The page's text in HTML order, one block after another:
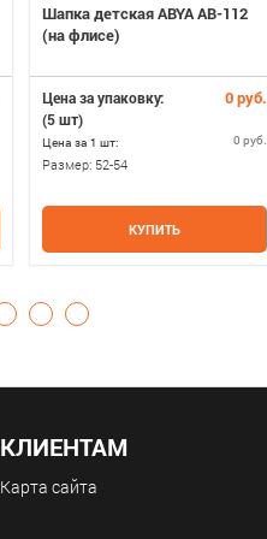
Шапка детская ABYA AB-112
(на флисе)
Цена за упаковку: 0 руб.
(5 шт)
Цена за 1 шт: 0 руб.
Размер: 52-54
КУПИТЬ
КЛИЕНТАМ
Карта сайта